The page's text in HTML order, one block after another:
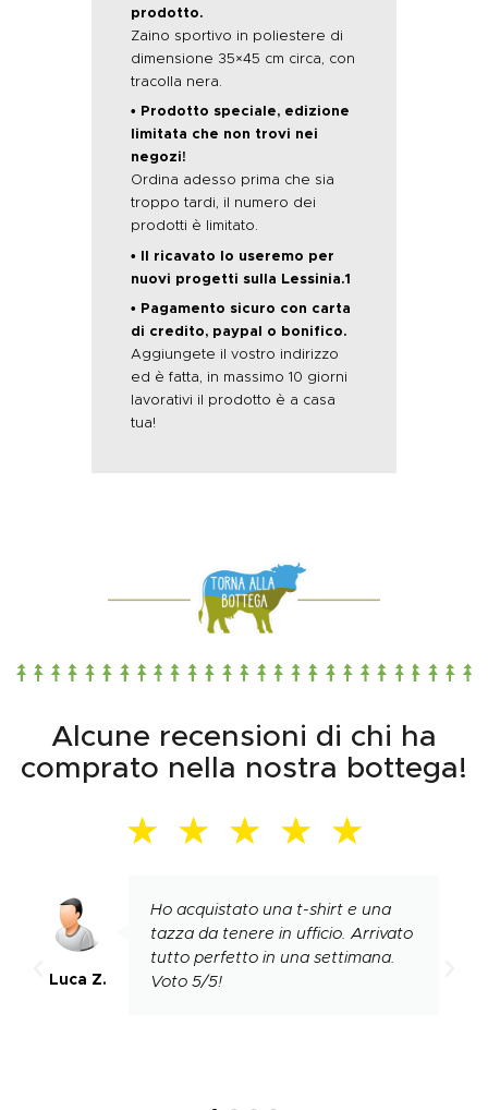
prodotto.
Zaino sportivo in poliestere di
dimensione 35×45 cm circa, con
tracolla nera.
• Prodotto speciale, edizione
limitata che non trovi nei
negozi!
Ordina adesso prima che sia
troppo tardi, il numero dei
prodotti è limitato.
• Il ricavato lo useremo per
nuovi progetti sulla Lessinia.1
• Pagamento sicuro con carta
di credito, paypal o bonifico.
Aggiungete il vostro indirizzo
ed è fatta, in massimo 10 giorni
lavorativi il prodotto è a casa
tua!
Alcune recensioni di chi ha
comprato nella nostra bottega!
★ ★ ★ ★ ★
Ho acquistato una t-shirt e una
tazza da tenere in ufficio. Arrivato
tutto perfetto in una settimana.
Voto 5/5!
Luca Z.